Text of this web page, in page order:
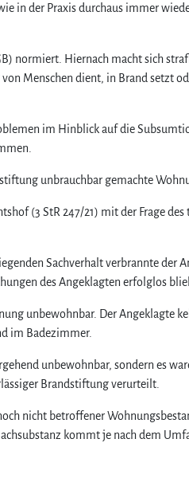
in der Praxis durchaus immer
normiert. Hiernach macht sich
Menschen dient, in Brand setzt
im Hinblick auf die
unbrauchbar gemachte
(3 StR 247/21) mit der Frage des
Sachverhalt verbrannte der
des Angeklagten erfolglos
unbewohnbar. Der Angeklagte
im Badezimmer.
unbewohnbar, sondern es
Brandstiftung verurteilt.
nicht betroffener
kommt je nach dem